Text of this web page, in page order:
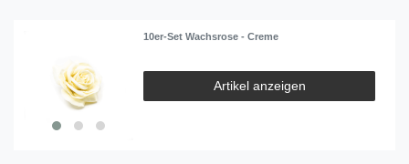
10er-Set Wachsrose - Creme
Artikel anzeigen